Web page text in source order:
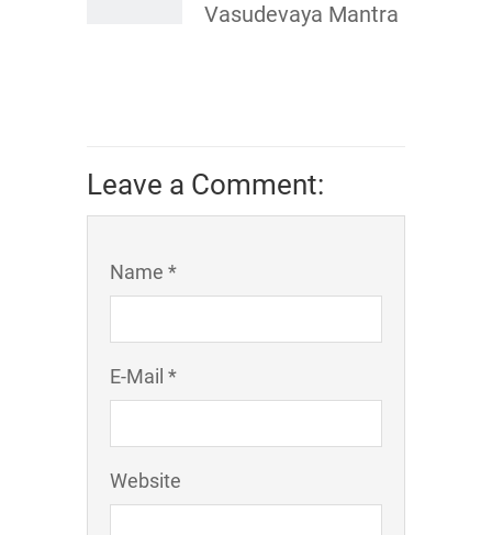
Vasudevaya Mantra
Leave a Comment:
Name *
E-Mail *
Website